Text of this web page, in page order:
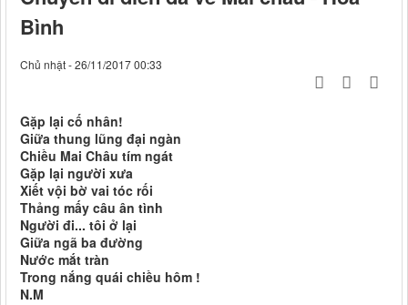
Bình
Chủ nhật - 26/11/2017 00:33
Gặp lại cố nhân!
Giữa thung lũng đại ngàn
Chiều Mai Châu tím ngát
Gặp lại người xưa
Xiết vội bờ vai tóc rối
Thảng mấy câu ân tình
Người đi... tôi ở lại
Giữa ngã ba đường
Nước mắt tràn
Trong nắng quái chiều hôm !
N.M